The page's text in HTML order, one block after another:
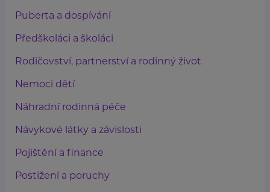
Puberta a dospívání
Předškoláci a školáci
Rodičovství, partnerství a rodinný život
Nemoci dětí
Náhradní rodinná péče
Návykové látky a závislosti
Pojištění a finance
Postižení a poruchy